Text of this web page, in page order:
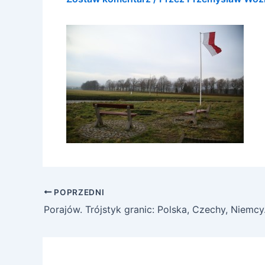
POPRZEDNI
Porajów. Trójstyk granic: Polska, Czechy,